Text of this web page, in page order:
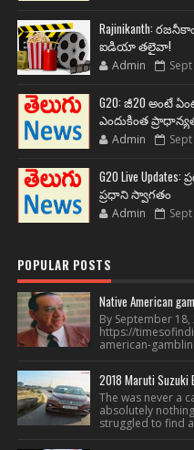
Rajinikanth:
ఐడియా తలైవా!
Admin
G20: జీ20 అంటే
ఎందుకింత
Admin
G20 Live
ప్రధాని స్వాగతం
Admin
POPULAR POSTS
Native American
By September 18,
https://
american-
2018 Maruti Suzuki
The was never a
absolutely
struggled to find